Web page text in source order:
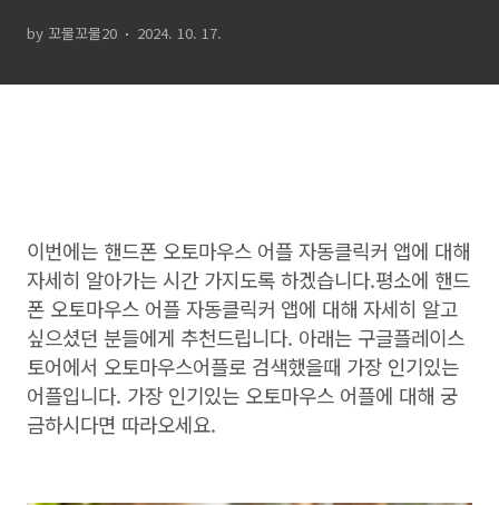
by 꼬물꼬물20 2024. 10. 17.
이번에는 핸드폰 오토마우스 어플 자동클릭커 앱에 대해
자세히 알아가는 시간 가지도록 하겠습니다.평소에 핸드
폰 오토마우스 어플 자동클릭커 앱에 대해 자세히 알고
싶으셨던 분들에게 추천드립니다. 아래는 구글플레이스
토어에서 오토마우스어플로 검색했을때 가장 인기있는
어플입니다. 가장 인기있는 오토마우스 어플에 대해 궁
금하시다면 따라오세요.